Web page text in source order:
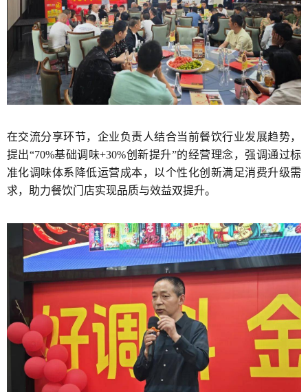
在交流分享环节，企业负责人结合当前餐饮行业发展趋势，
提出“70%基础调味+30%创新提升”的经营理念，强调通过标
准化调味体系降低运营成本，以个性化创新满足消费升级需
求，助力餐饮门店实现品质与效益双提升。